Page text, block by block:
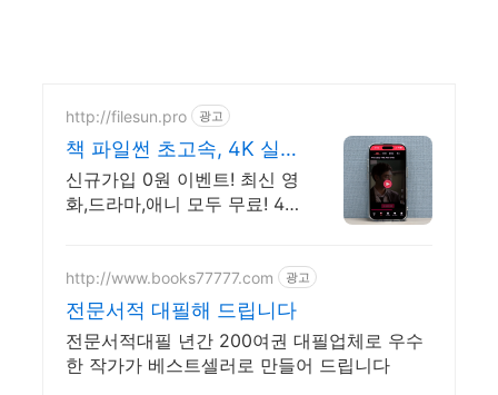
http://filesun.pro 광고
책 파일썬 초고속, 4K 실
시간 보기!
신규가입 0원 이벤트! 최신 영
화,드라마,애니 모두 무료! 4K
http://www.books77777.com 광고
전문서적 대필해 드립니다
전문서적대필 년간 200여권 대필업체로 우수
한 작가가 베스트셀러로 만들어 드립니다